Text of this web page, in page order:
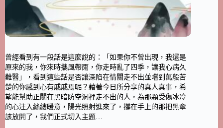
曾經看到有一段話是這麼說的：「如果你不曾出現，我還是
原來的我，你來時攜風帶雨，你走時亂了四季，讓我心病久
難醫」，看到這些話是否讓深陷在情關走不出並嚐到萬般苦
楚的你感到心有戚戚焉呢？藉著今日所分享的真人真事，希
望能幫助正關在黑暗防空洞裡走不出的人，為那顆受傷冰冷
的心注入絲縷暖意，陽光照射進來了，撐在手上的那把黑傘
該放開了，我們正式切入主題…